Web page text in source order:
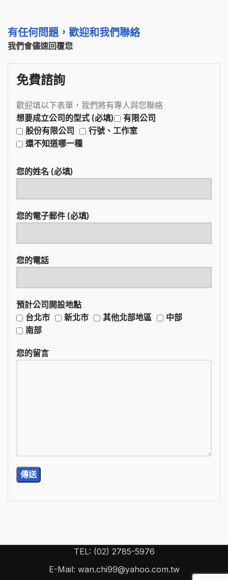
有任何問題，歡迎和我們聯絡
我們會儘速回覆您
免費諮詢
歡迎填以下表單，我們將有專人與您聯絡
想要成立公司的型式 (必填)
有限公司
股份有限公司
行號、工作室
還不知道哪一種
您的姓名 (必填)
您的電子郵件 (必填)
您的電話
預計公司開設地點
台北市
新北市 其他北部地區
中部
南部
您的留言
TEL: (02) 2785-5976
E-Mail: wan.chi99@yahoo.com.tw